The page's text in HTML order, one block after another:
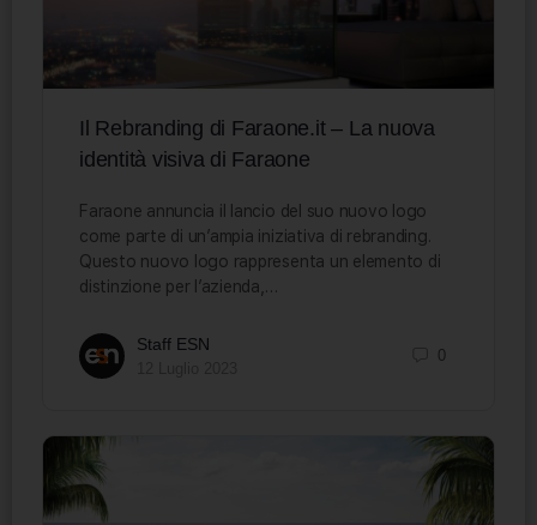
Il Rebranding di Faraone.it – ​La nuova
identità visiva di Faraone
Faraone annuncia il lancio del suo nuovo logo
come parte di un’ampia iniziativa di rebranding.
Questo nuovo logo rappresenta un elemento di
distinzione per l’azienda,…
Staff ESN
0